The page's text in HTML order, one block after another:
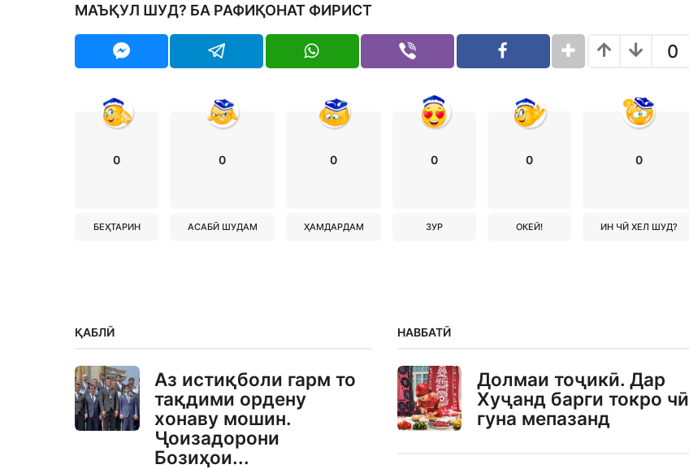
МАЪҚУЛ ШУД? БА РАФИҚОНАТ ФИРИСТ
0
0
БЕҲТАРИН
0
АСАБӢ ШУДАМ
0
ҲАМДАРДАМ
0
ЗУР
0
ОКЕЙ!
0
ИН ЧӢ ХЕЛ ШУД?
ҚАБЛӢ
Аз истиқболи гарм то
тақдими ордену
хонаву мошин.
Ҷоизадорони
Бозиҳои...
НАВБАТӢ
Долмаи тоҷикӣ. Дар
Хуҷанд барги токро чӣ
гуна мепазанд